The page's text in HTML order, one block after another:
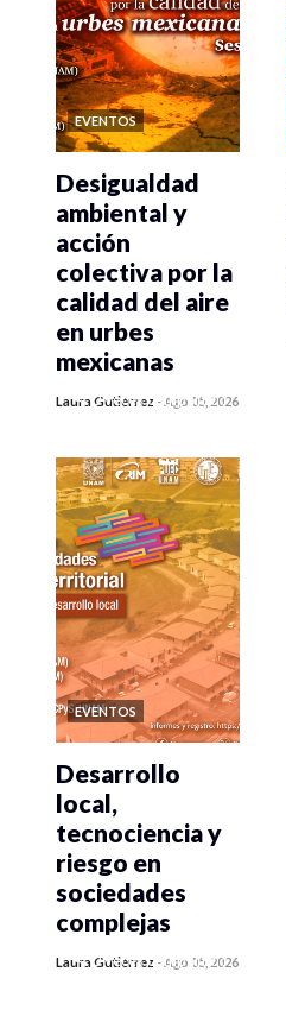
EVENTOS
0 veces compartido
Desigualdad
ambiental y
acción
colectiva por la
calidad del aire
en urbes
mexicanas
Laura Gutiérrez -Ago 05, 2026
EVENTOS
0 veces compartido
Desarrollo
local,
tecnociencia y
riesgo en
sociedades
complejas
Laura Gutiérrez -Ago 05, 2026